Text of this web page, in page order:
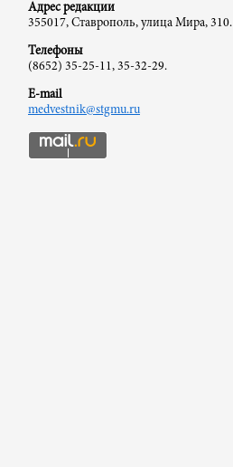
Адрес редакции
355017, Ставрополь, улица Мира, 310.
Телефоны
(8652) 35-25-11, 35-32-29.
E-mail
medvestnik@stgmu.ru